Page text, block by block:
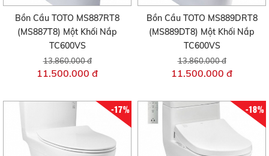
Bồn Cầu TOTO MS887RT8
(MS887T8) Một Khối Nắp
TC600VS
13.860.000 đ
11.500.000 đ
Bồn Cầu TOTO MS889DRT8
(MS889DT8) Một Khối Nắp
TC600VS
13.860.000 đ
11.500.000 đ
-17% -18%